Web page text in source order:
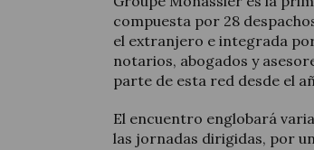
compuesta por 28
el extranjero e integrada
notarios, abogados y
parte de esta red desde el
El encuentro englobará
las jornadas dirigidas, por